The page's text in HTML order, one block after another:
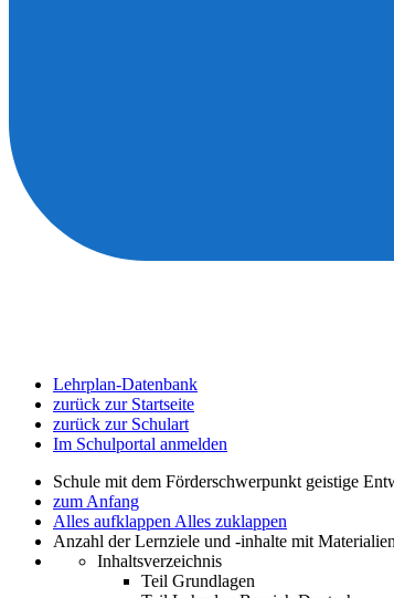
Lehrplan-Datenbank
zurück zur Startseite
zurück zur Schulart
Im Schulportal anmelden
Schule mit dem Förderschwerpunkt geistige
zum Anfang
Alles aufklappen Alles zuklappen
Anzahl der Lernziele und -inhalte mit
Inhaltsverzeichnis
Teil Grundlagen